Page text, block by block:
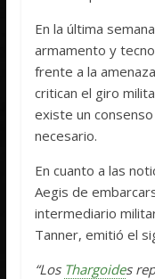
En la última
armamento y
frente a la amenaza
critican el giro
existe un
necesario.
En cuanto a las
Aegis de
intermediario
Tanner, emitió el
“Los Thargoides